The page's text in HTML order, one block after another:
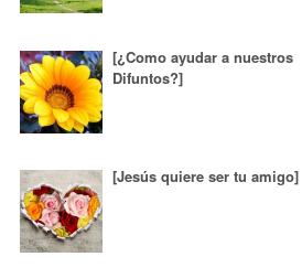
[¿Como ayudar a nuestros
Difuntos?]
[Jesús quiere ser tu amigo]